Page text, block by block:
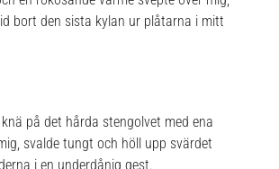
bort den sista kylan ur plåtarna i mitt
på det hårda stengolvet med ena
svalde tungt och höll upp svärdet
i en underdånig gest.